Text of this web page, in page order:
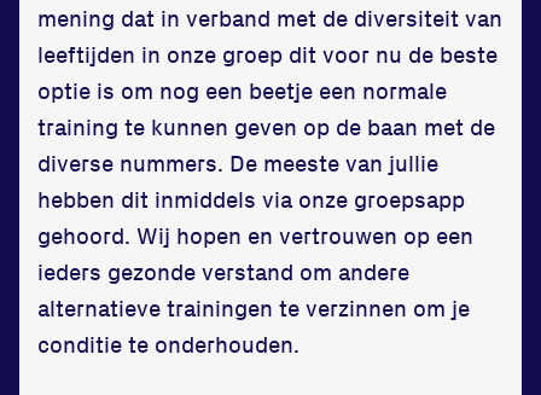
mening dat in verband met de diversiteit van
leeftijden in onze groep dit voor nu de beste
optie is om nog een beetje een normale
training te kunnen geven op de baan met de
diverse nummers. De meeste van jullie
hebben dit inmiddels via onze groepsapp
gehoord. Wij hopen en vertrouwen op een
ieders gezonde verstand om andere
alternatieve trainingen te verzinnen om je
conditie te onderhouden.